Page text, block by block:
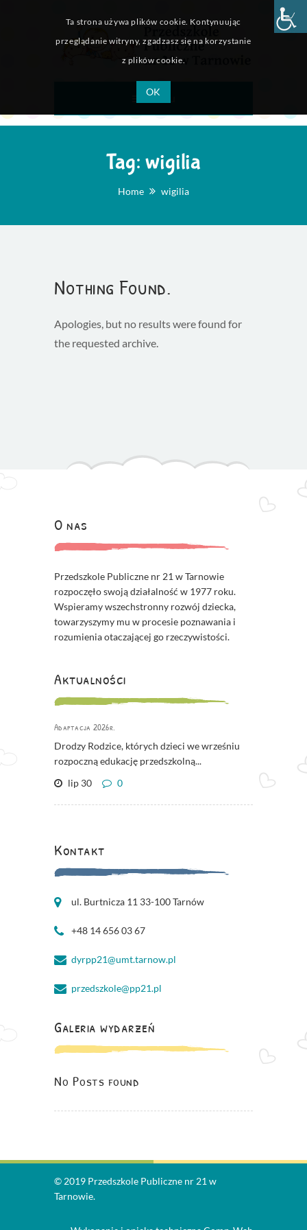
Menu
Tag: wigilia
Home wigilia
Nothing Found.
Apologies, but no results were found for
the requested archive.
O nas
Przedszkole Publiczne nr 21 w Tarnowie
rozpoczęło swoją działalność w 1977 roku.
Wspieramy wszechstronny rozwój dziecka,
towarzyszymy mu w procesie poznawania i
rozumienia otaczającej go rzeczywistości.
Aktualności
Adaptacja 2026r.
Drodzy Rodzice, których dzieci we wrześniu
rozpoczną edukację przedszkolną...
lip 30
0
Kontakt
ul. Burtnicza 11 33-100 Tarnów
+48 14 656 03 67
dyrpp21@umt.tarnow.pl
przedszkole@pp21.pl
Galeria wydarzeń
No Posts found
© 2019 Przedszkole Publiczne nr 21 w
Tarnowie.
Ta strona używa plików cookie. Kontynuując
przeglądanie witryny, zgadzasz się na korzystanie
z plików cookie.
OK